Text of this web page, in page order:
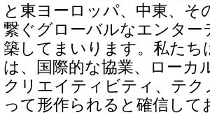
と東ヨーロッパ、中東、
繋ぐグローバルなエンタ
築してまいります。私た
は、国際的な協業、ローカ
クリエイティビティ、テ
って形作られると確信して